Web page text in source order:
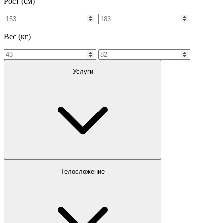
Вес (кг)
Услуги
Телосложение